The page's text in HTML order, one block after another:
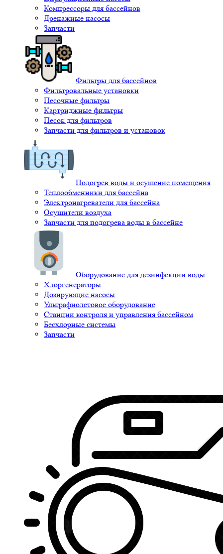
Компрессоры для бассейнов
Дренажные насосы
Запчасти
Фильтры для бассейнов
Фильтровальные установки
Песочные фильтры
Картриджные фильтры
Песок для фильтров
Запчасти для фильтров и установок
Подогрев воды и осушение помещения
Теплообменники для бассейна
Электронагреватели для бассейна
Осушители воздуха
Запчасти для подогрева воды в бассейне
Оборудование для дезинфекции воды
Хлоргенераторы
Дозирующие насосы
Ультрафиолетовое оборудование
Станции контроля и управления бассейном
Бесхлорные системы
Запчасти